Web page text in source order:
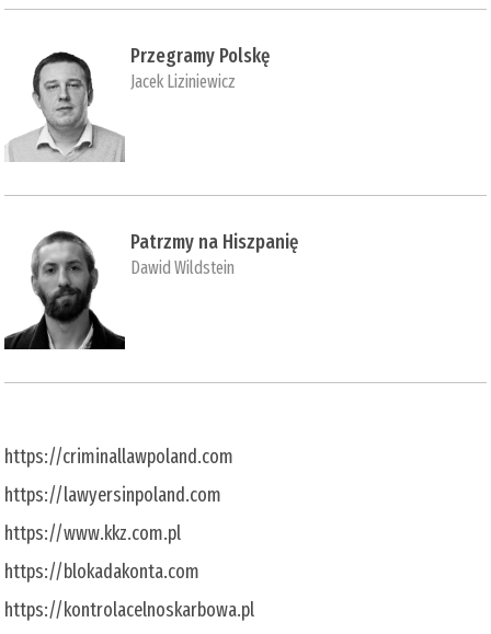
Przegramy Polskę
Jacek Liziniewicz
Patrzmy na Hiszpanię
Dawid Wildstein
https://criminallawpoland.com
https://lawyersinpoland.com
https://www.kkz.com.pl
https://blokadakonta.com
https://kontrolacelnoskarbowa.pl